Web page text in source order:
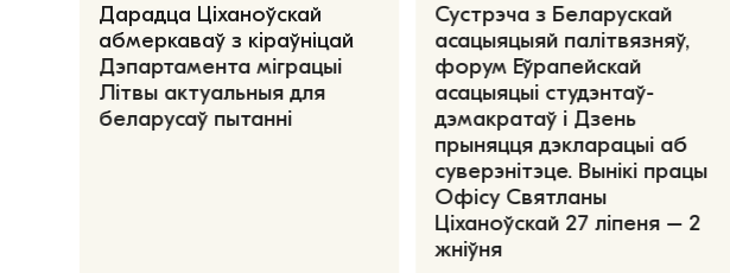
Дарадца Ціханоўскай
абмеркаваў з кіраўніцай
Дэпартамента міграцыі
Літвы актуальныя для
беларусаў пытанні
Сустрэча з Беларускай
асацыяцыяй палітвязняў,
форум Еўрапейскай
асацыяцыі студэнтаў-
дэмакратаў і Дзень
прыняцця дэкларацыі аб
суверэнітэце. Вынікі працы
Офісу Святланы
Ціханоўскай 27 ліпеня – 2
жніўня